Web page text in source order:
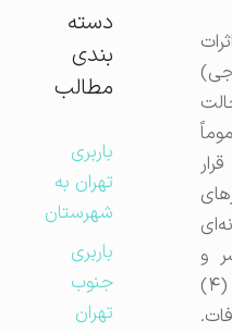
دسته
بندی
مطالب
باربری
تهران به
شهرستان
باربری
جنوب
تهران